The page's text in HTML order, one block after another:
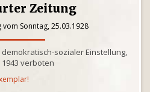
Zeitung
Sonntag, 25.03.1928
sozialer Einstellung,
verboten